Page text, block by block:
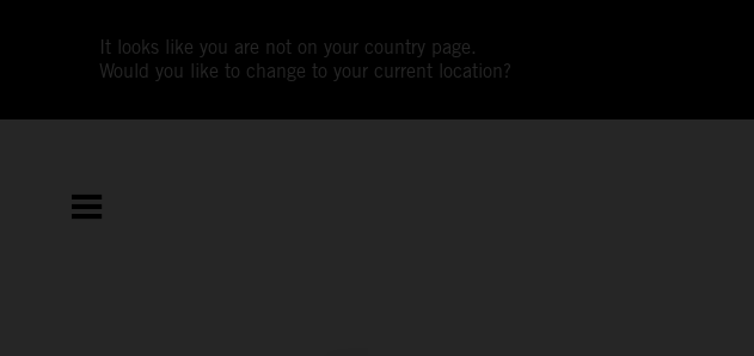
It looks like you are not on your country page.
Would you like to change to your current location?